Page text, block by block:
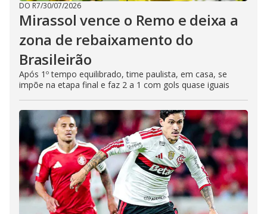
DO R7/30/07/2026
Mirassol vence o Remo e deixa a
zona de rebaixamento do
Brasileirão
Após 1º tempo equilibrado, time paulista, em casa, se
impõe na etapa final e faz 2 a 1 com gols quase iguais